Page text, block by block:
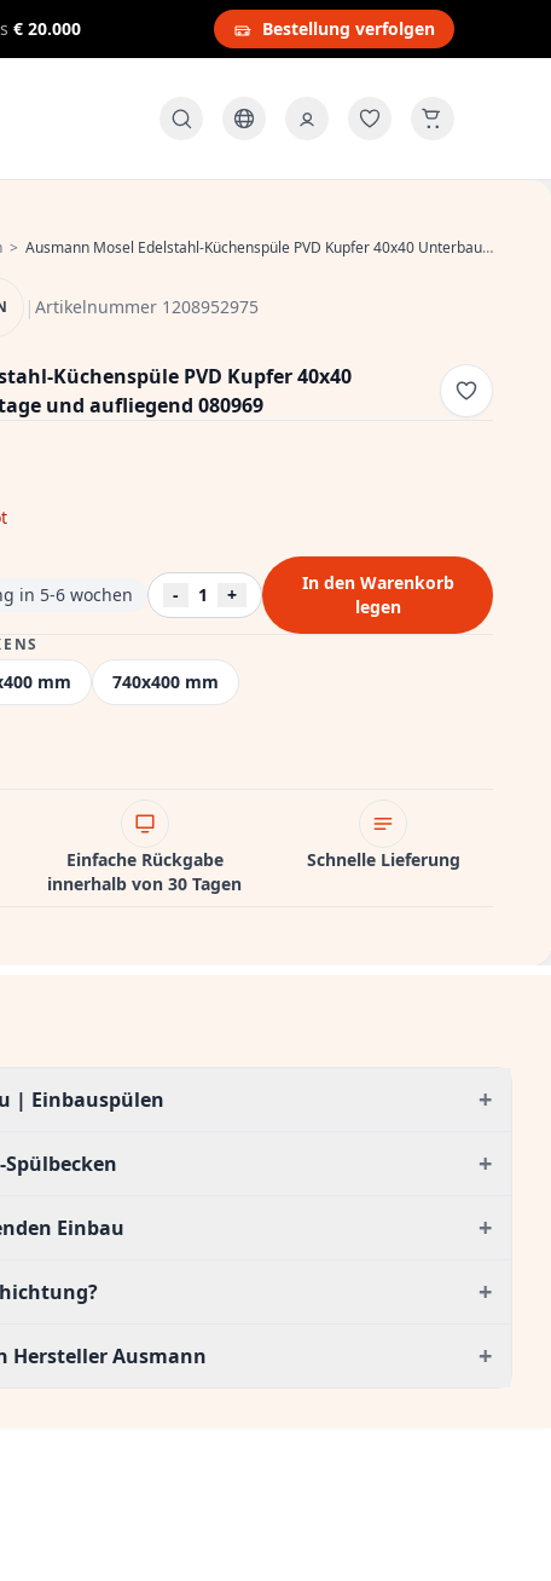
€ 20.000 Bestellung verfolgen
> Ausmann Mosel Edelstahl-Küchenspüle PVD Kupfer 40x40 Unterbau, Flachmontage und aufliegend 080969
|Artikelnummer 1208952975
Küchenspüle PVD Kupfer 40x40
und aufliegend 080969
in 5-6 wochen - 1 +
In den Warenkorb
legen
mm 740x400 mm
Einfache Rückgabe
innerhalb von 30 Tagen
Schnelle Lieferung
| Einbauspülen +
+
Einbau +
+
Hersteller Ausmann +